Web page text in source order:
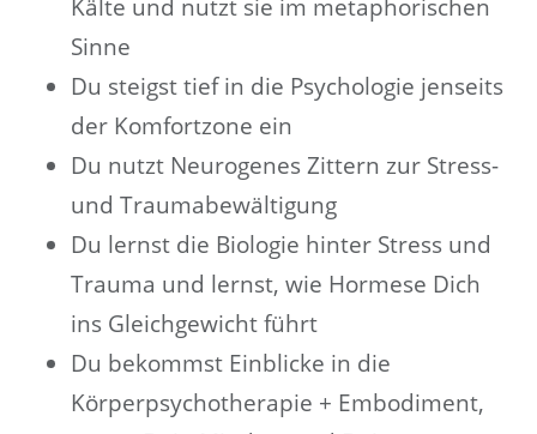
Kälte und nutzt sie im metaphorischen
Sinne
Du steigst tief in die Psychologie jenseits
der Komfortzone ein
Du nutzt Neurogenes Zittern zur Stress-
und Traumabewältigung
Du lernst die Biologie hinter Stress und
Trauma und lernst, wie Hormese Dich
ins Gleichgewicht führt
Du bekommst Einblicke in die
Körperpsychotherapie + Embodiment,